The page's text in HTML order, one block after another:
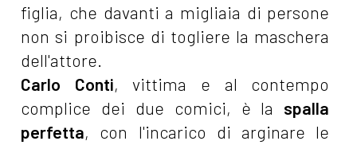
figlia, che davanti a migliaia di persone
non si proibisce di togliere la maschera
dell'attore.
Carlo Conti, vittima e al contempo
complice dei due comici, è la spalla
perfetta, con l'incarico di arginare le